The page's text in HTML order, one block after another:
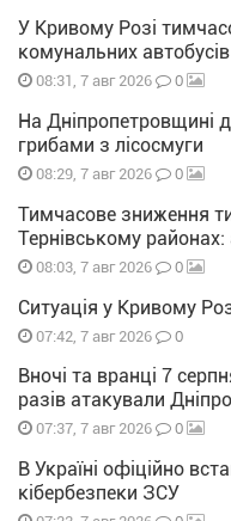
У Кривому Розі
комунальних автобусів
08:31, 7 авг 2026 0
На Дніпропетровщині
грибами з лісосмуги
08:29, 7 авг 2026 0
Тимчасове зниження
Тернівському районах:
08:03, 7 авг 2026 0
Ситуація у Кривому
07:42, 7 авг 2026 0
Вночі та вранці 7
разів атакували
07:37, 7 авг 2026 0
В Україні офіційно
кібербезпеки ЗСУ